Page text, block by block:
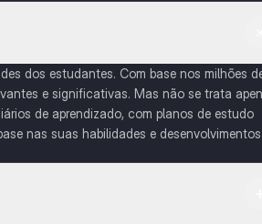
dos estudantes. Com base nos milhões
e significativas. Mas não se trata
de aprendizado, com planos de estudo
nas suas habilidades e desenvolvimentos.